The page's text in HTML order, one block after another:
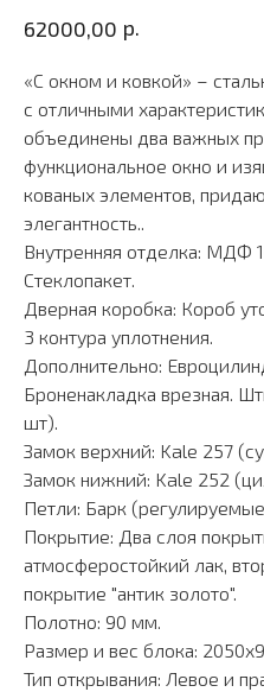
62000,00 р.
«С окном и ковкой» –
с отличными
объединены два важных
функциональное окно и
кованых элементов,
элегантность..
Внутренняя отделка: МДФ
Стеклопакет.
Дверная коробка: Короб
3 контура уплотнения.
Дополнительно:
Броненакладка врезная.
шт).
Замок верхний: Kale 257
Замок нижний: Kale 252
Петли: Барк
Покрытие: Два слоя
атмосферостойкий лак,
покрытие "антик золото".
Полотно: 90 мм.
Размер и вес блока:
Тип открывания: Левое и